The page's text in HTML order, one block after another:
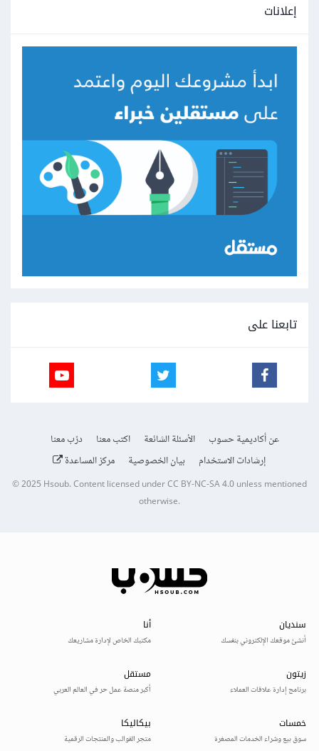
إعلانات
تابعنا على
عن أكاديمية حسوب الأسئلة الشائعة اكتب معنا
درّب معنا
إرشادات الاستخدام
بيان الخصوصية مركز المساعدة
© 2025Hsoub.Content licensed underCC BY-NC-SA 4.0unless mentioned
otherwise.